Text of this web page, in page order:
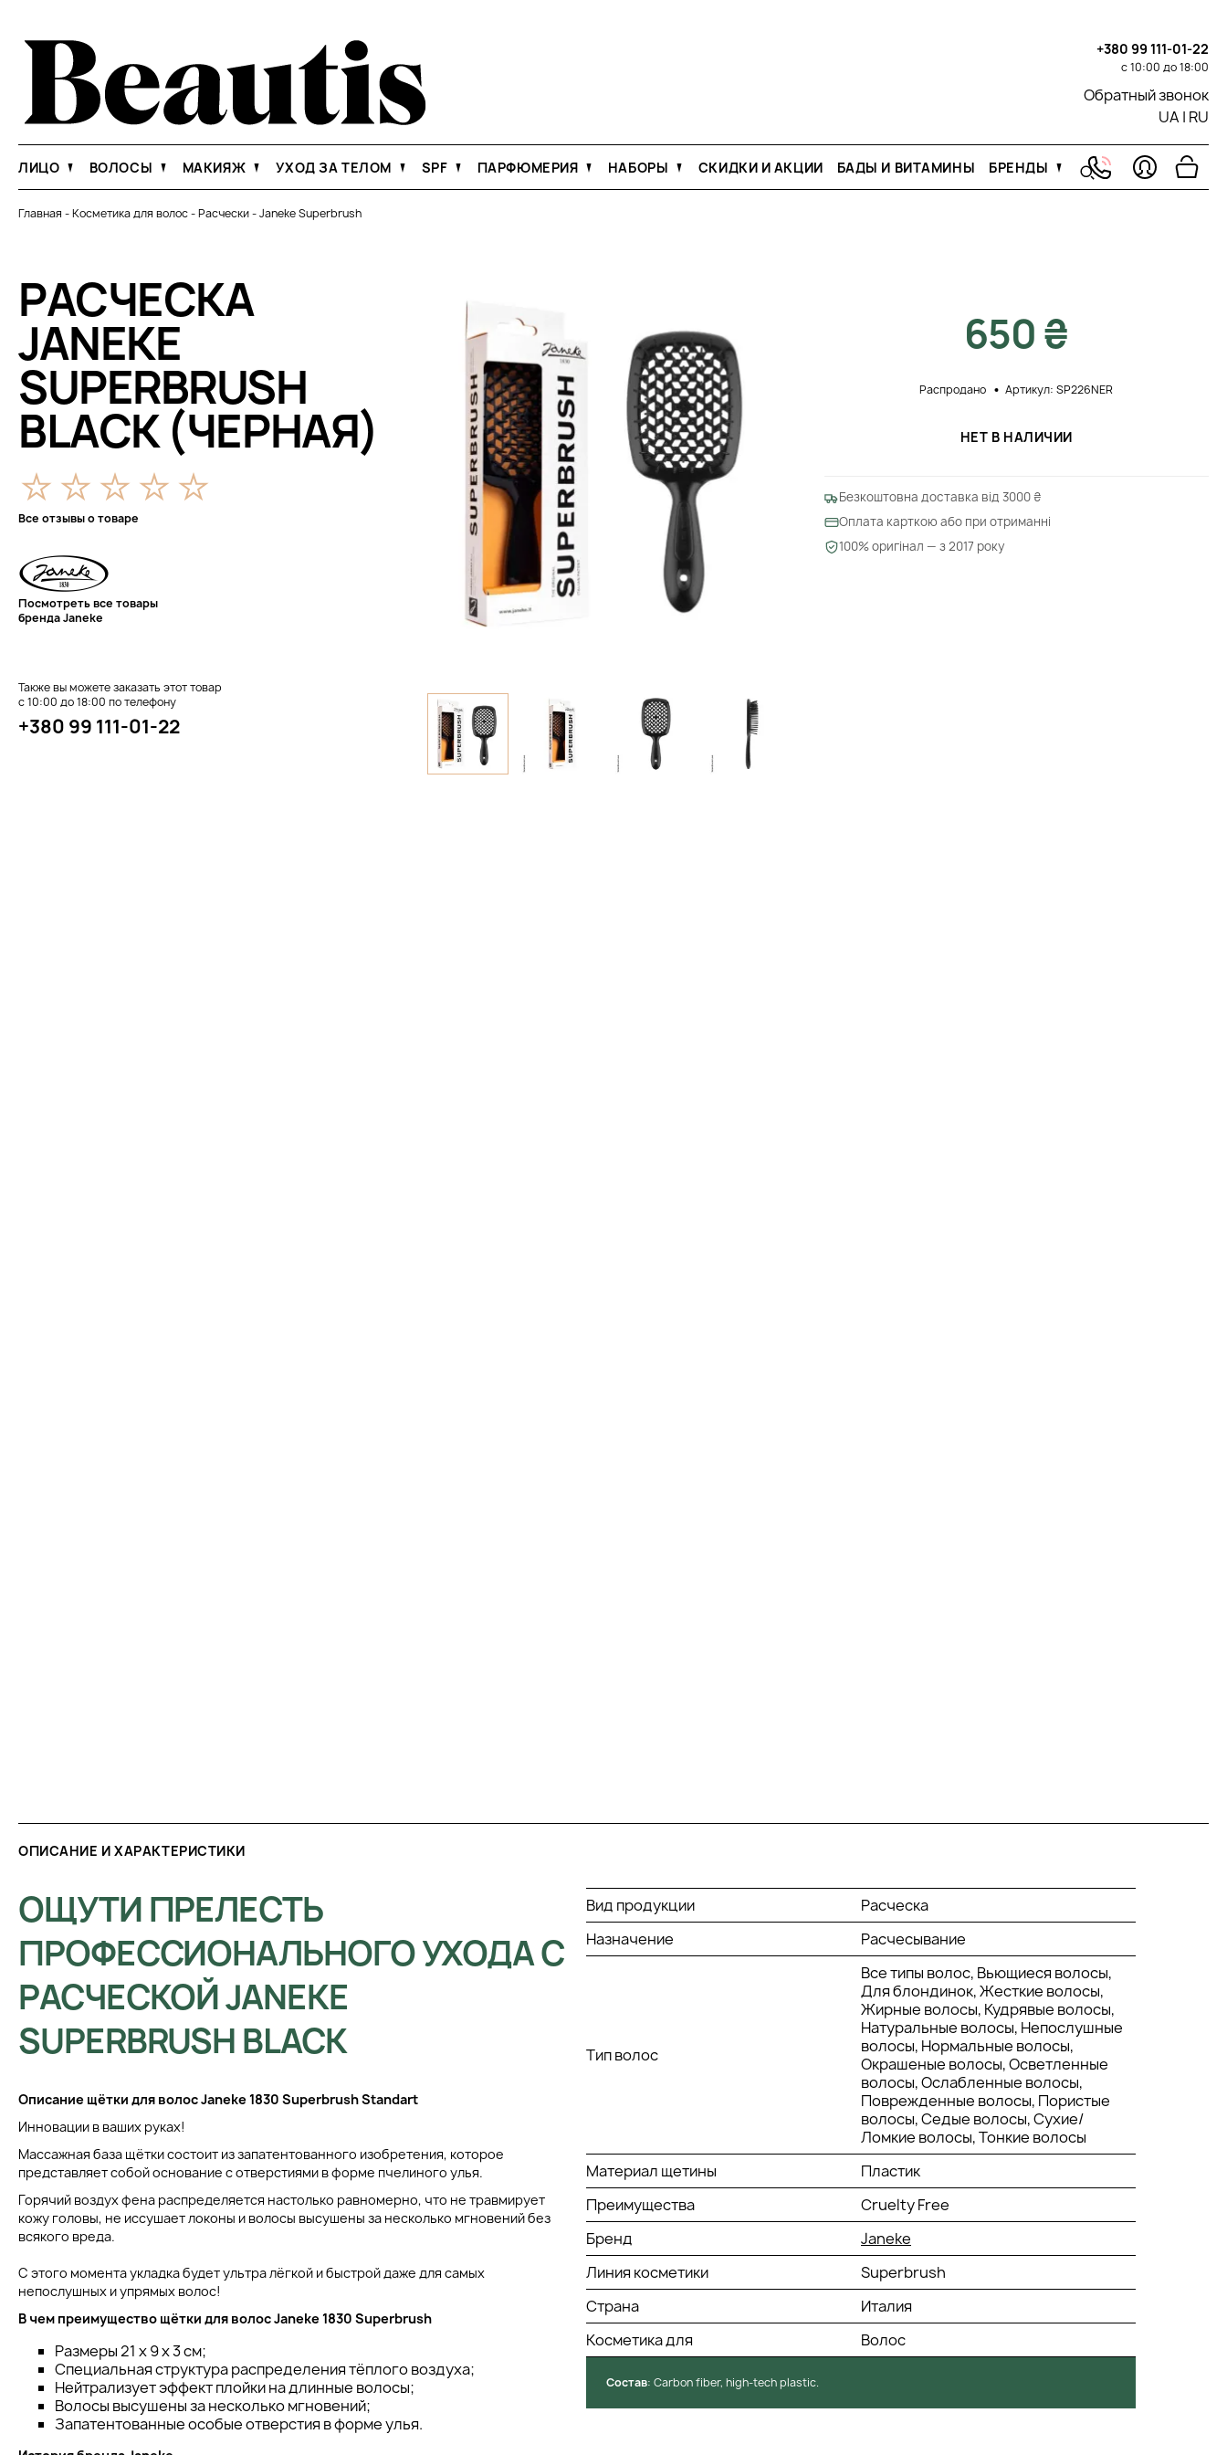
+380 99 111-01-22
с 10:00 до 18:00
Обратный звонок
UA | RU
ЛИЦО ВОЛОСЫ МАКИЯЖ УХОД ЗА ТЕЛОМ SPF ПАРФЮМЕРИЯ НАБОРЫ СКИДКИ И АКЦИИ БАДЫ И ВИТАМИНЫ БРЕНДЫ
Главная -Косметика для волос-Расчески-Janeke Superbrush
РАСЧЕСКА
JANEKE
SUPERBRUSH
BLACK (ЧЕРНАЯ)
Все отзывы о товаре
Посмотреть все товары
бренда Janeke
Также вы можете заказать этот товар
с 10:00 до 18:00 по телефону
+380 99 111-01-22
650 ₴
Распродано Артикул: SP226NER
НЕТ В НАЛИЧИИ
Безкоштовна доставка від 3000 ₴
Оплата карткою або при отриманні
100% оригінал — з 2017 року
ОПИСАНИЕ И ХАРАКТЕРИСТИКИ
ОЩУТИ ПРЕЛЕСТЬ
ПРОФЕССИОНАЛЬНОГО УХОДА С
РАСЧЕСКОЙ JANEKE
SUPERBRUSH BLACK
Описание щётки для волос Janeke 1830 Superbrush Standart
Инновации в ваших руках!
Массажная база щётки состоит из запатентованного изобретения, которое
представляет собой основание с отверстиями в форме пчелиного улья.
Горячий воздух фена распределяется настолько равномерно, что не травмирует
кожу головы, не иссушает локоны и волосы высушены за несколько мгновений без
всякого вреда.
С этого момента укладка будет ультра лёгкой и быстрой даже для самых
непослушных и упрямых волос!
В чем преимущество щётки для волос Janeke 1830 Superbrush
Размеры 21 x 9 x 3 см;
Специальная структура распределения тёплого воздуха;
Нейтрализует эффект плойки на длинные волосы;
Волосы высушены за несколько мгновений;
Запатентованные особые отверстия в форме улья.
Вид продукции
Расческа
Назначение
Расчесывание
Тип волос
Все типы волос, Вьющиеся волосы,
Для блондинок, Жесткие волосы,
Жирные волосы, Кудрявые волосы,
Натуральные волосы, Непослушные
волосы, Нормальные волосы,
Окрашеные волосы, Осветленные
волосы, Ослабленные волосы,
Поврежденные волосы, Пористые
волосы, Седые волосы, Сухие/
Ломкие волосы, Тонкие волосы
Материал щетины
Пластик
Преимущества
Cruelty Free
Бренд
Janeke
Линия косметики
Superbrush
Страна
Италия
Косметика для
Волос
Состав: Сarbon fiber, high-tech plastic.